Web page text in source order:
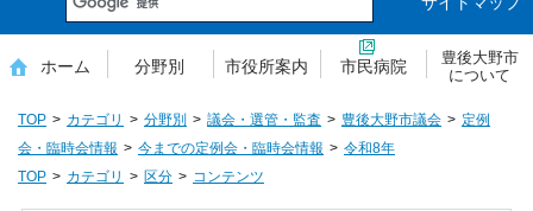
ホーム 分野別 市役所案内 市民病院
豊後大野市
について
TOP カテゴリ 分野別 議会・選管・監査 豊後大野市議会
定例
会・臨時会情報
今までの定例会・臨時会情報
令和8年
TOP
カテゴリ 区分 コンテンツ